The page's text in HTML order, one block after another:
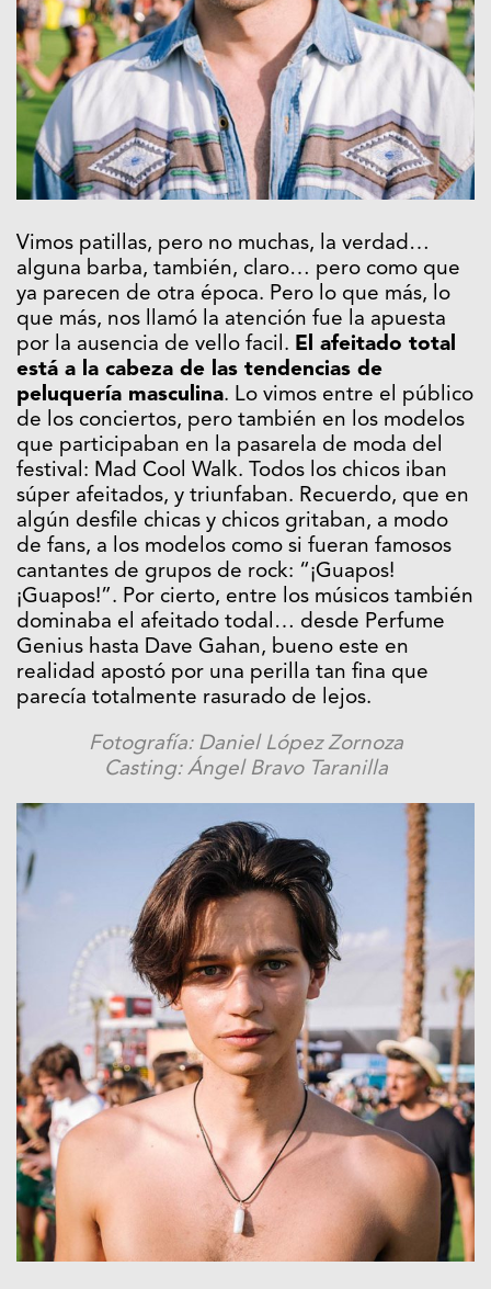
Vimos patillas, pero no muchas, la verdad…
alguna barba, también, claro… pero como que
ya parecen de otra época. Pero lo que más, lo
que más, nos llamó la atención fue la apuesta
por la ausencia de vello facil. El afeitado total
está a la cabeza de las tendencias de
peluquería masculina. Lo vimos entre el público
de los conciertos, pero también en los modelos
que participaban en la pasarela de moda del
festival: Mad Cool Walk. Todos los chicos iban
súper afeitados, y triunfaban. Recuerdo, que en
algún desfile chicas y chicos gritaban, a modo
de fans, a los modelos como si fueran famosos
cantantes de grupos de rock: “¡Guapos!
¡Guapos!”. Por cierto, entre los músicos también
dominaba el afeitado todal… desde Perfume
Genius hasta Dave Gahan, bueno este en
realidad apostó por una perilla tan fina que
parecía totalmente rasurado de lejos.
Fotografía: Daniel López Zornoza
Casting: Ángel Bravo Taranilla